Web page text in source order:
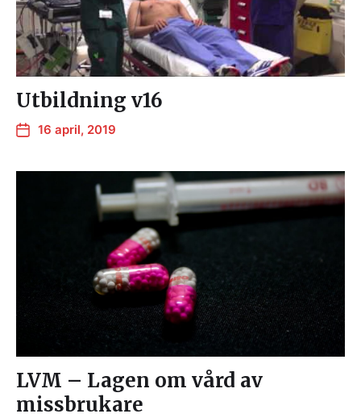
Utbildning v16
16 april, 2019
LVM – Lagen om vård av
missbrukare